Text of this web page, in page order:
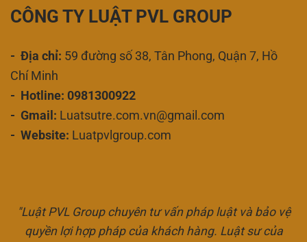
CÔNG TY LUẬT PVL GROUP
- Địa chỉ: 59 đường số 38, Tân Phong, Quận 7, Hồ
Chí Minh
- Hotline: 0981300922
- Gmail: Luatsutre.com.vn@gmail.com
- Website: Luatpvlgroup.com
"Luật PVL Group chuyên tư vấn pháp luật và bảo vệ
quyền lợi hợp pháp của khách hàng. Luật sư của